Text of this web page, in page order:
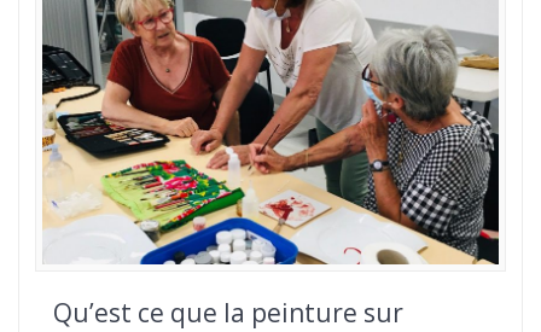
Qu’est ce que la peinture sur